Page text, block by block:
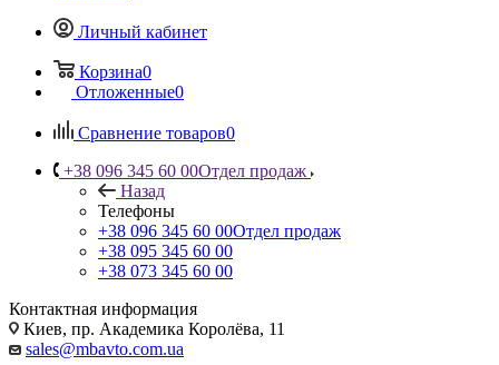
Личный кабинет
Корзина0
Отложенные0
Сравнение товаров0
+38 096 345 60 00Отдел продаж
Назад
Телефоны
+38 096 345 60 00Отдел продаж
+38 095 345 60 00
+38 073 345 60 00
Контактная информация
Киев, пр. Академика Королёва, 11
sales@mbavto.com.ua